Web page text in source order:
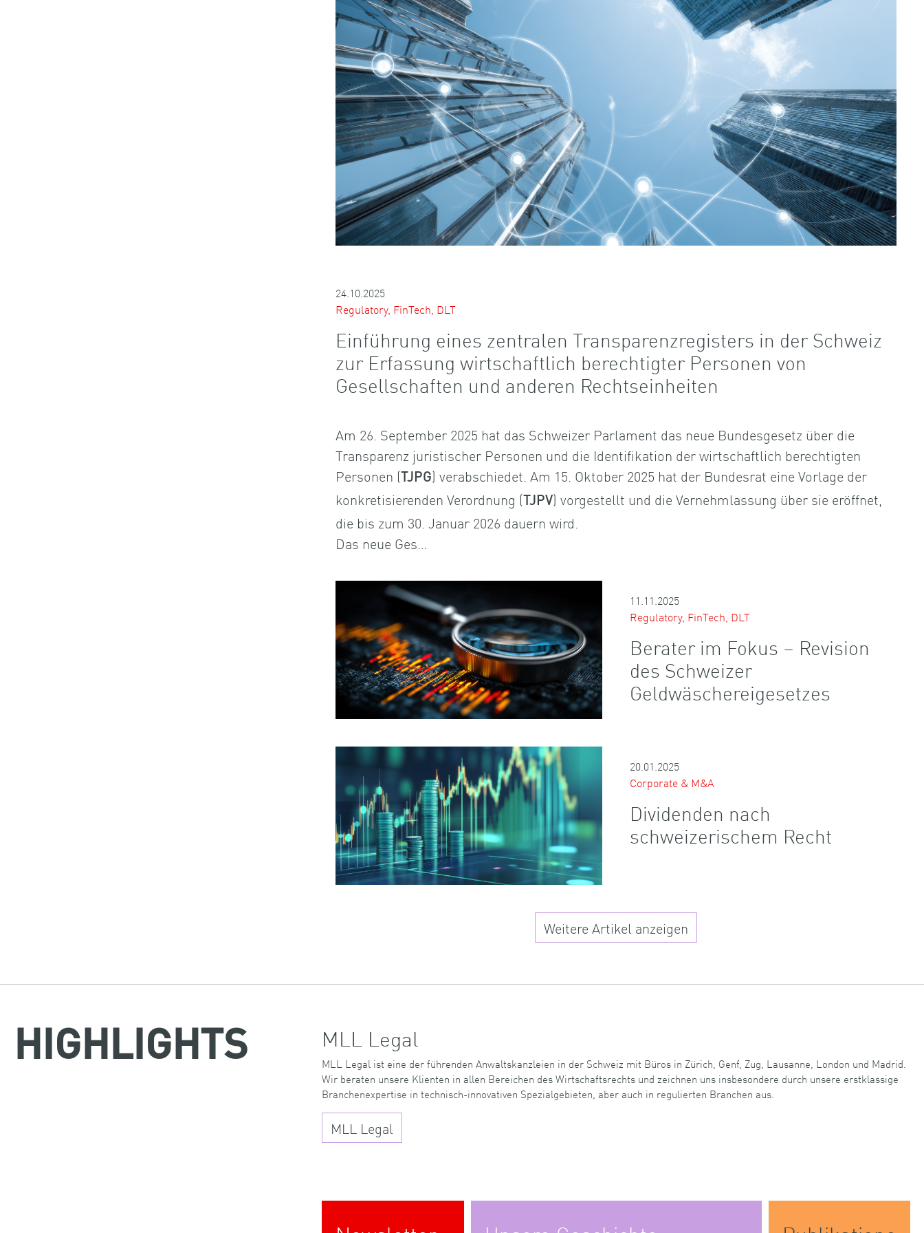
24.10.2025
Regulatory, FinTech, DLT
Einführung eines zentralen Transparenzregisters in der Schweiz
zur Erfassung wirtschaftlich berechtigter Personen von
Gesellschaften und anderen Rechtseinheiten
Am 26. September 2025 hat das Schweizer Parlament das neue Bundesgesetz über die
Transparenz juristischer Personen und die Identifikation der wirtschaftlich berechtigten
Personen ( TJPG) verabschiedet. Am 15. Oktober 2025 hat der Bundesrat eine Vorlage der
konkretisierenden Verordnung ( TJPV) vorgestellt und die Vernehmlassung über sie eröffnet,
die bis zum 30. Januar 2026 dauern wird.
Das neue Ges…
11.11.2025
Regulatory, FinTech, DLT
Berater im Fokus – Revision
des Schweizer
Geldwäschereigesetzes
20.01.2025
Corporate & M&A
Dividenden nach
schweizerischem Recht
Weitere Artikel anzeigen
HIGHLIGHTS MLL Legal
MLL Legal ist eine der führenden Anwaltskanzleien in der Schweiz mit Büros in Zürich, Genf, Zug, Lausanne, London und Madrid.
Wir beraten unsere Klienten in allen Bereichen des Wirtschaftsrechts und zeichnen uns insbesondere durch unsere erstklassige
Branchenexpertise in technisch-innovativen Spezialgebieten, aber auch in regulierten Branchen aus.
MLL Legal